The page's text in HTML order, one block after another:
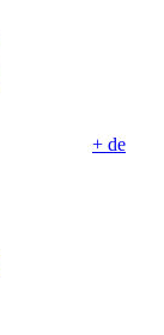
+ de